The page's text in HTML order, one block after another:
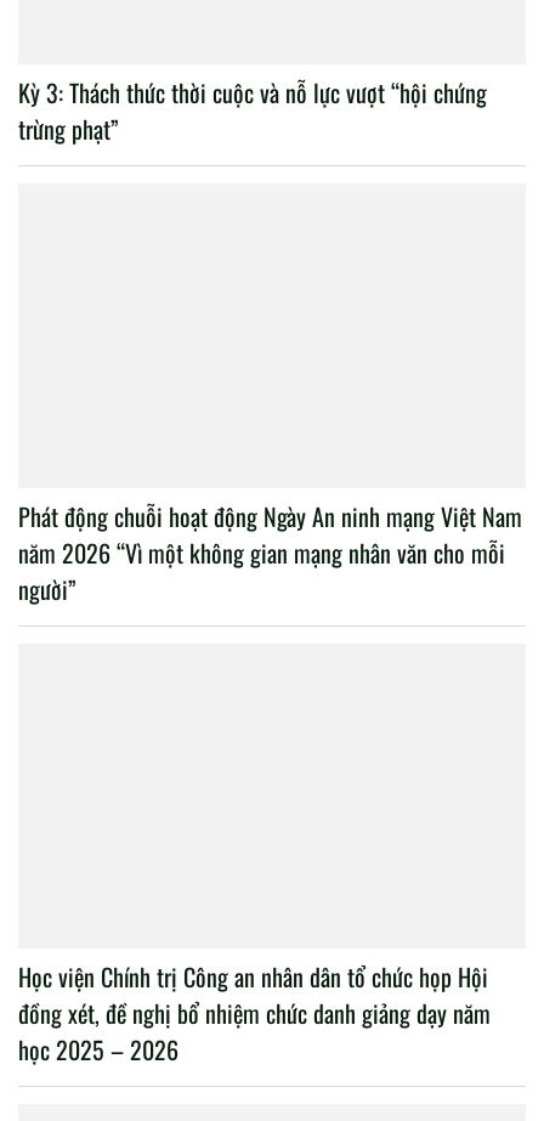
Kỳ 3: Thách thức thời cuộc và nỗ lực vượt “hội chứng
trừng phạt”
Phát động chuỗi hoạt động Ngày An ninh mạng Việt Nam
năm 2026 “Vì một không gian mạng nhân văn cho mỗi
người”
Học viện Chính trị Công an nhân dân tổ chức họp Hội
đồng xét, đề nghị bổ nhiệm chức danh giảng dạy năm
học 2025 – 2026